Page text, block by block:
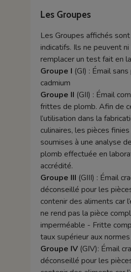
Les Groupes
Les Groupes affichés
indicatifs. Ils ne peuvent ni
remplacer un test fait en
Groupe I (GI) : Émail
cadmium
Groupe II (GII) : Émail
frittes de plomb. Afin de
l’utilisation dans la
culinaires, les pièces
soumises à une analyse
plomb effectuée en
accrédité.
Groupe III (GIII) : Émail
déconseillé pour les
contenir des aliments car
ne rend pas la pièce
imperméable - Fritte
taux supérieur aux
Groupe IV(GIV): Émail
déconseillé pour les